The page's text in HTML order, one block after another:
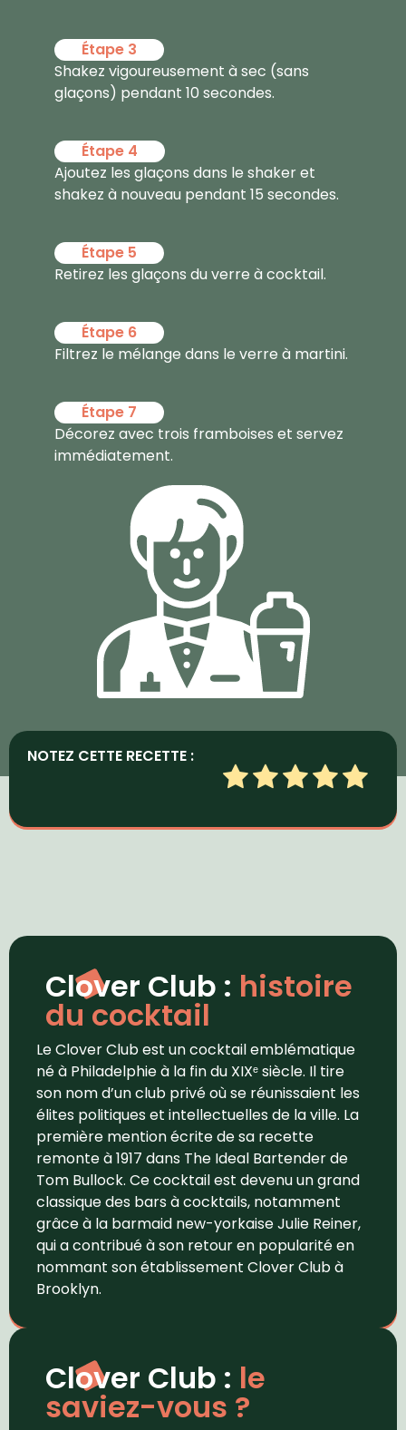
Étape 3
Shakez vigoureusement à sec (sans
glaçons) pendant 10 secondes.
Étape 4
Ajoutez les glaçons dans le shaker et
shakez à nouveau pendant 15 secondes.
Étape 5
Retirez les glaçons du verre à cocktail.
Étape 6
Filtrez le mélange dans le verre à martini.
Étape 7
Décorez avec trois framboises et servez
immédiatement.
NOTEZ CETTE RECETTE :
Clover Club : histoire
du cocktail
Le Clover Club est un cocktail emblématique
né à Philadelphie à la fin du XIXᵉ siècle. Il tire
son nom d’un club privé où se réunissaient les
élites politiques et intellectuelles de la ville. La
première mention écrite de sa recette
remonte à 1917 dans The Ideal Bartender de
Tom Bullock. Ce cocktail est devenu un grand
classique des bars à cocktails, notamment
grâce à la barmaid new-yorkaise Julie Reiner,
qui a contribué à son retour en popularité en
nommant son établissement Clover Club à
Brooklyn.
Clover Club : le
saviez-vous ?